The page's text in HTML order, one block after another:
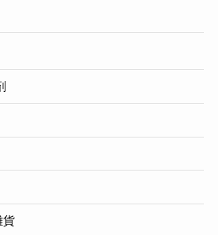
貨